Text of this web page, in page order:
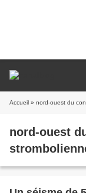
Accueil » nord-ouest du
nord-ouest